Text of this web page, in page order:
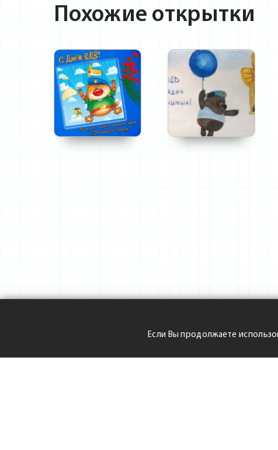
Похожие открытки
Если Вы продолжаете